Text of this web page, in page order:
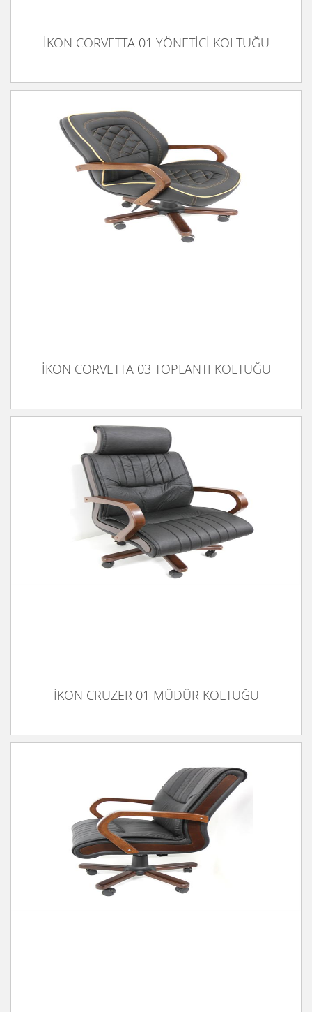
İKON CORVETTA 01 YÖNETİCİ KOLTUĞU
İKON CORVETTA 03 TOPLANTI KOLTUĞU
İKON CORVETTA 03 TOPLANTI KOLTUĞU
İKON CRUZER 01 MÜDÜR KOLTUĞU
İKON CRUZER 01 MÜDÜR KOLTUĞU
İKON CRUZER 03 TOPLANTI KOLTUĞU